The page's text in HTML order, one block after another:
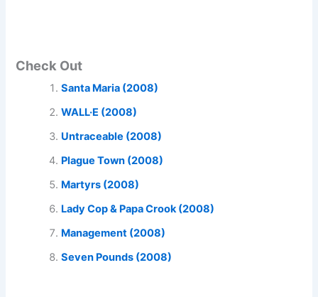
Check Out
Santa Maria (2008)
WALL·E (2008)
Untraceable (2008)
Plague Town (2008)
Martyrs (2008)
Lady Cop & Papa Crook (2008)
Management (2008)
Seven Pounds (2008)